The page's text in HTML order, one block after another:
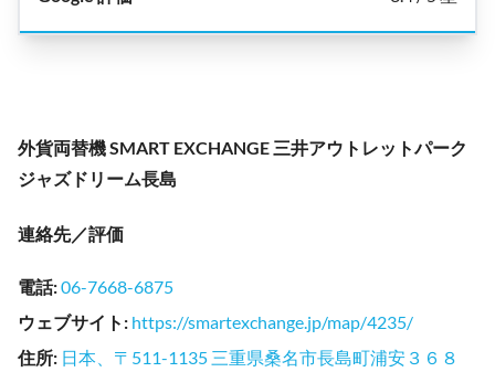
外貨両替機 SMART EXCHANGE 三井アウトレットパーク
ジャズドリーム長島
連絡先／評価
電話:06-7668-6875
ウェブサイト : https://smartexchange.jp/map/4235/
住所: 日本、〒511-1135 三重県桑名市長島町浦安３６８